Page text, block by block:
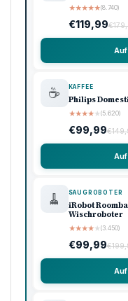
★★★★★(8.740)
€119,99
Auf
☕ KAFFEE
Philips
★★★★★(5.620)
€99,99
Auf
🧹 SAUGROBOTER
iRobot
Wischroboter
★★★★★(3.450)
€99,99
Auf